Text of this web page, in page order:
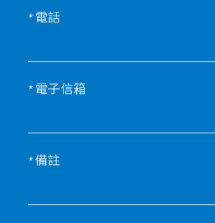
電話
電子信箱
備註